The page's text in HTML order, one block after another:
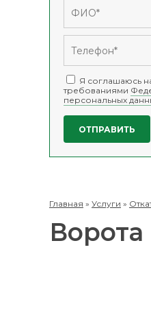
Я соглашаюсь
требованиями
персональных
Главная » Услуги »